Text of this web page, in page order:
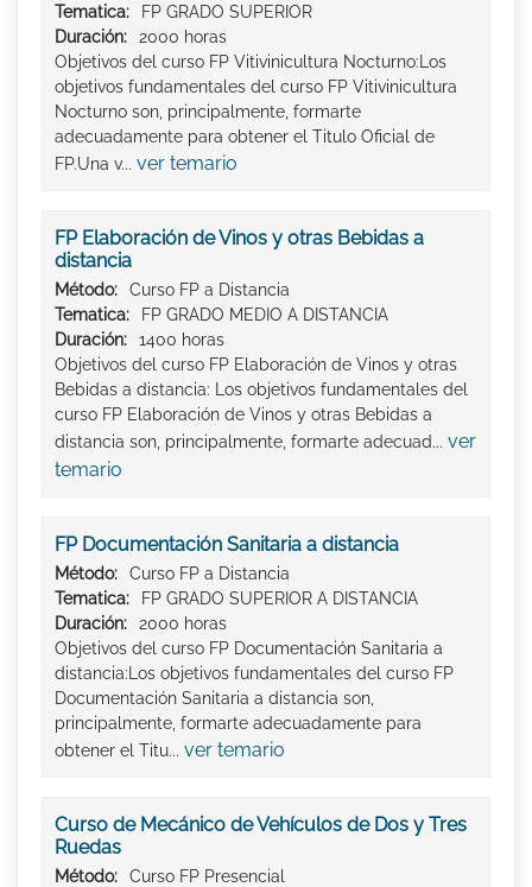
Tematica:
FP GRADO SUPERIOR
Duración:
2000 horas
Objetivos del curso FP Vitivinicultura Nocturno:Los
objetivos fundamentales del curso FP Vitivinicultura
Nocturno son, principalmente, formarte
adecuadamente para obtener el Titulo Oficial de
FP.Una v... ver temario
FP Elaboración de Vinos y otras Bebidas a
distancia
Método:
Curso FP a Distancia
Tematica:
FP GRADO MEDIO A DISTANCIA
Duración:
1400 horas
Objetivos del curso FP Elaboración de Vinos y otras
Bebidas a distancia: Los objetivos fundamentales del
curso FP Elaboración de Vinos y otras Bebidas a
distancia son, principalmente, formarte adecuad... ver
temario
FP Documentación Sanitaria a distancia
Método:
Curso FP a Distancia
Tematica:
FP GRADO SUPERIOR A DISTANCIA
Duración:
2000 horas
Objetivos del curso FP Documentación Sanitaria a
distancia:Los objetivos fundamentales del curso FP
Documentación Sanitaria a distancia son,
principalmente, formarte adecuadamente para
obtener el Titu... ver temario
Curso de Mecánico de Vehículos de Dos y Tres
Ruedas
Método:
Curso FP Presencial